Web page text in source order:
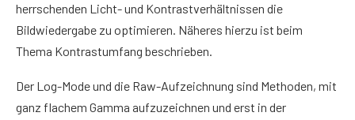
herrschenden Licht- und Kontrastverhältnissen die
Bildwiedergabe zu optimieren. Näheres hierzu ist beim
Thema Kontrastumfang beschrieben.
Der Log-Mode und die Raw-Aufzeichnung sind Methoden, mit
ganz flachem Gamma aufzuzeichnen und erst in der